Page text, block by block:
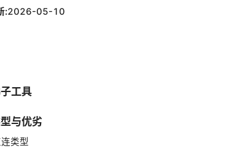
:2026-05-10
工具
与优劣
类型